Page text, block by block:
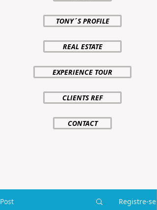
TONY´S PROFILE
REAL ESTATE
EXPERIENCE TOUR
CLIENTS REF
CONTACT
Post Registre-se